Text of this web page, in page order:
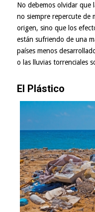
No debemos olvidar que
no siempre repercute de
origen, sino que los
están sufriendo de una
países menos
o las lluvias torrenciales
El Plástico